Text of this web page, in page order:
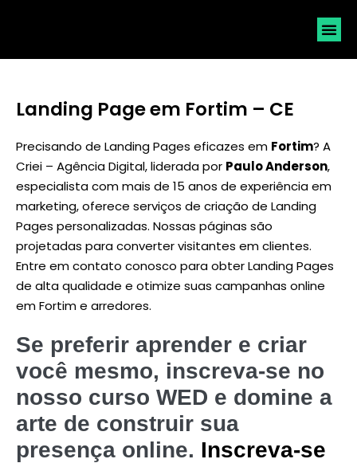
Landing Page em Fortim – CE
Precisando de Landing Pages eficazes em Fortim? A
Criei – Agência Digital, liderada por Paulo Anderson,
especialista com mais de 15 anos de experiência em
marketing, oferece serviços de criação de Landing
Pages personalizadas. Nossas páginas são
projetadas para converter visitantes em clientes.
Entre em contato conosco para obter Landing Pages
de alta qualidade e otimize suas campanhas online
em Fortim e arredores.
Se preferir aprender e criar
você mesmo, inscreva-se no
nosso curso WED e domine a
arte de construir sua
presença online. Inscreva-se